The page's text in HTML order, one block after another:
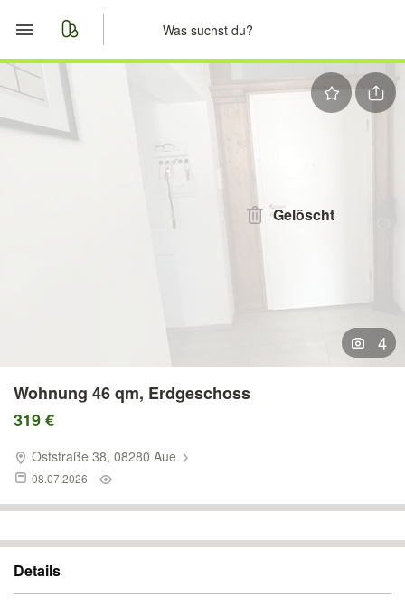
Start
Merkliste
Anzeige aufgeben
Gelöscht
4
Wohnung 46 qm, Erdgeschoss
319 €
Oststraße 38, 08280 Aue
08.07.2026
Details